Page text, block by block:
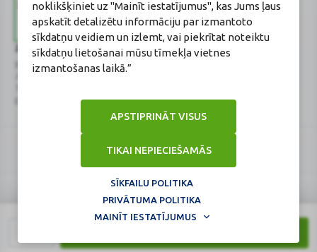
noklikšķiniet uz "Mainīt iestatījumus", kas Jums ļaus
apskatīt detalizētu informāciju par izmantoto
sīkdatņu veidiem un izlemt, vai piekrītat noteiktu
sīkdatņu lietošanai mūsu tīmekļa vietnes
izmantošanas laikā.”
TIKAI NEPIECIEŠAMĀS
APSTIPRINĀT VISUS
SĪKFAILU POLITIKA
PRIVĀTUMA POLITIKA
MAINĪT IESTATĪJUMUS
Zāļu valsts aģentūra
www.zva.gov.lv
Jersikas iela 15, Rīga
E-pasts: info@zva.gov.lv
Veselības inspekcija
E-pasts: vi@vi.gov.lv
. Visas tiesības aizsargātas.
Logo